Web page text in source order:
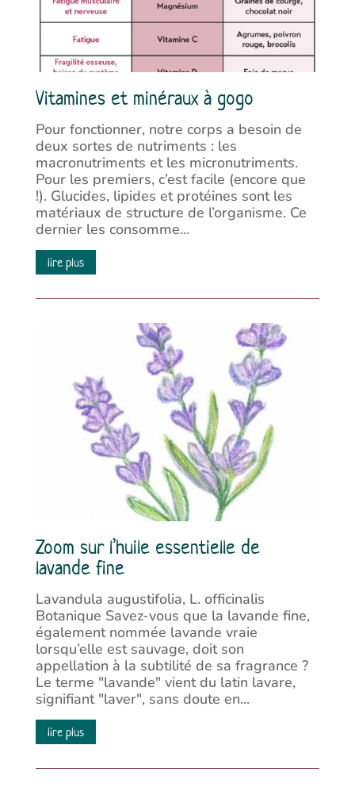
Vitamines et minéraux à gogo
Pour fonctionner, notre corps a besoin de
deux sortes de nutriments : les
macronutriments et les micronutriments.
Pour les premiers, c’est facile (encore que
!). Glucides, lipides et protéines sont les
matériaux de structure de l’organisme. Ce
dernier les consomme...
lire plus
Zoom sur l’huile essentielle de
lavande fine
Lavandula augustifolia, L. officinalis
Botanique Savez-vous que la lavande fine,
également nommée lavande vraie
lorsqu’elle est sauvage, doit son
appellation à la subtilité de sa fragrance ?
Le terme "lavande" vient du latin lavare,
signifiant "laver", sans doute en...
lire plus